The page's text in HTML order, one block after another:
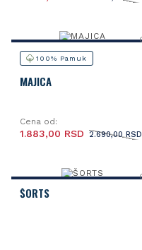
100% Pamuk
MAJICA
Cena od:
2.690,00 RSD
1.883,00 RSD
ŠORTS